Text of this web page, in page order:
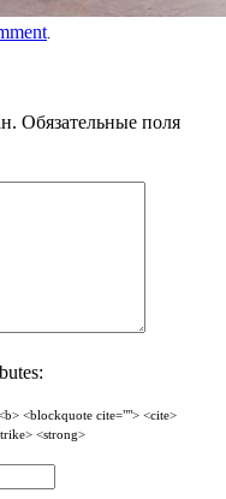
.
Обязательные поля
<blockquote cite=""> <cite>
<strong>